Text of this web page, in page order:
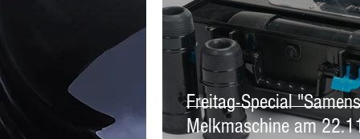
Freitag-Special
Melkmaschine am